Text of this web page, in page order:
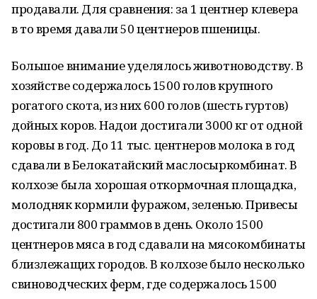
продавали. Для сравнения: за 1 центнер клевера
в то время давали 50 центнеров пшеницы.
Большое внимание уделялось животно­водству. В
хозяйстве содержалось 1500 голов крупного
рогатого скота, из них 600 голов (шесть гуртов)
дойных коров. Надои достигали 3000 кг от одной
коровы в год. До 11 тыс. центнеров молока в год
сдавали в Белокатайский маслосыркомбинат. В
колхозе была хорошая откормочная площадка,
молодняк кормили фуражом, зеленью. Привесы
достигали 800 граммов в день. Около 1500
центнеров мяса в год сдавали на мясокомбинаты
близлежащих городов. В колхозе было несколько
свиноводческих ферм, где содержалось 1500